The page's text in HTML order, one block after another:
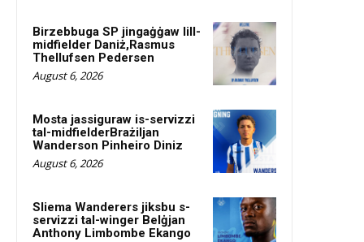
Birzebbuga SP jingaġġaw lill-
midfielder Daniż,Rasmus
Thellufsen Pedersen
August 6, 2026
Mosta jassiguraw is-servizzi
tal-midfielderBrażiljan
Wanderson Pinheiro Diniz
August 6, 2026
Sliema Wanderers jiksbu s-
servizzi tal-winger Belġjan
Anthony Limbombe Ekango